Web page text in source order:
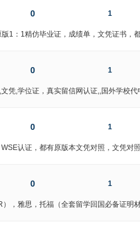
0 1
1：1精仿毕业证，成绩单，文凭证书，
0 1
,学位证，真实留信网认证,,国外学校代
0 1
认证，都有原版本文凭对照，文凭对
0 1
，雅思，托福（全套留学回国必备证明